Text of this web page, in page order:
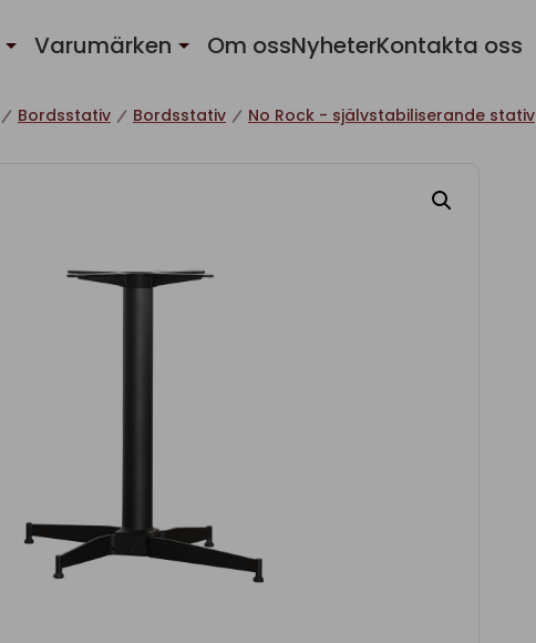
Varumärken Om ossNyheterKontakta oss
Bordsstativ Bordsstativ No Rock - självstabiliserande stativ